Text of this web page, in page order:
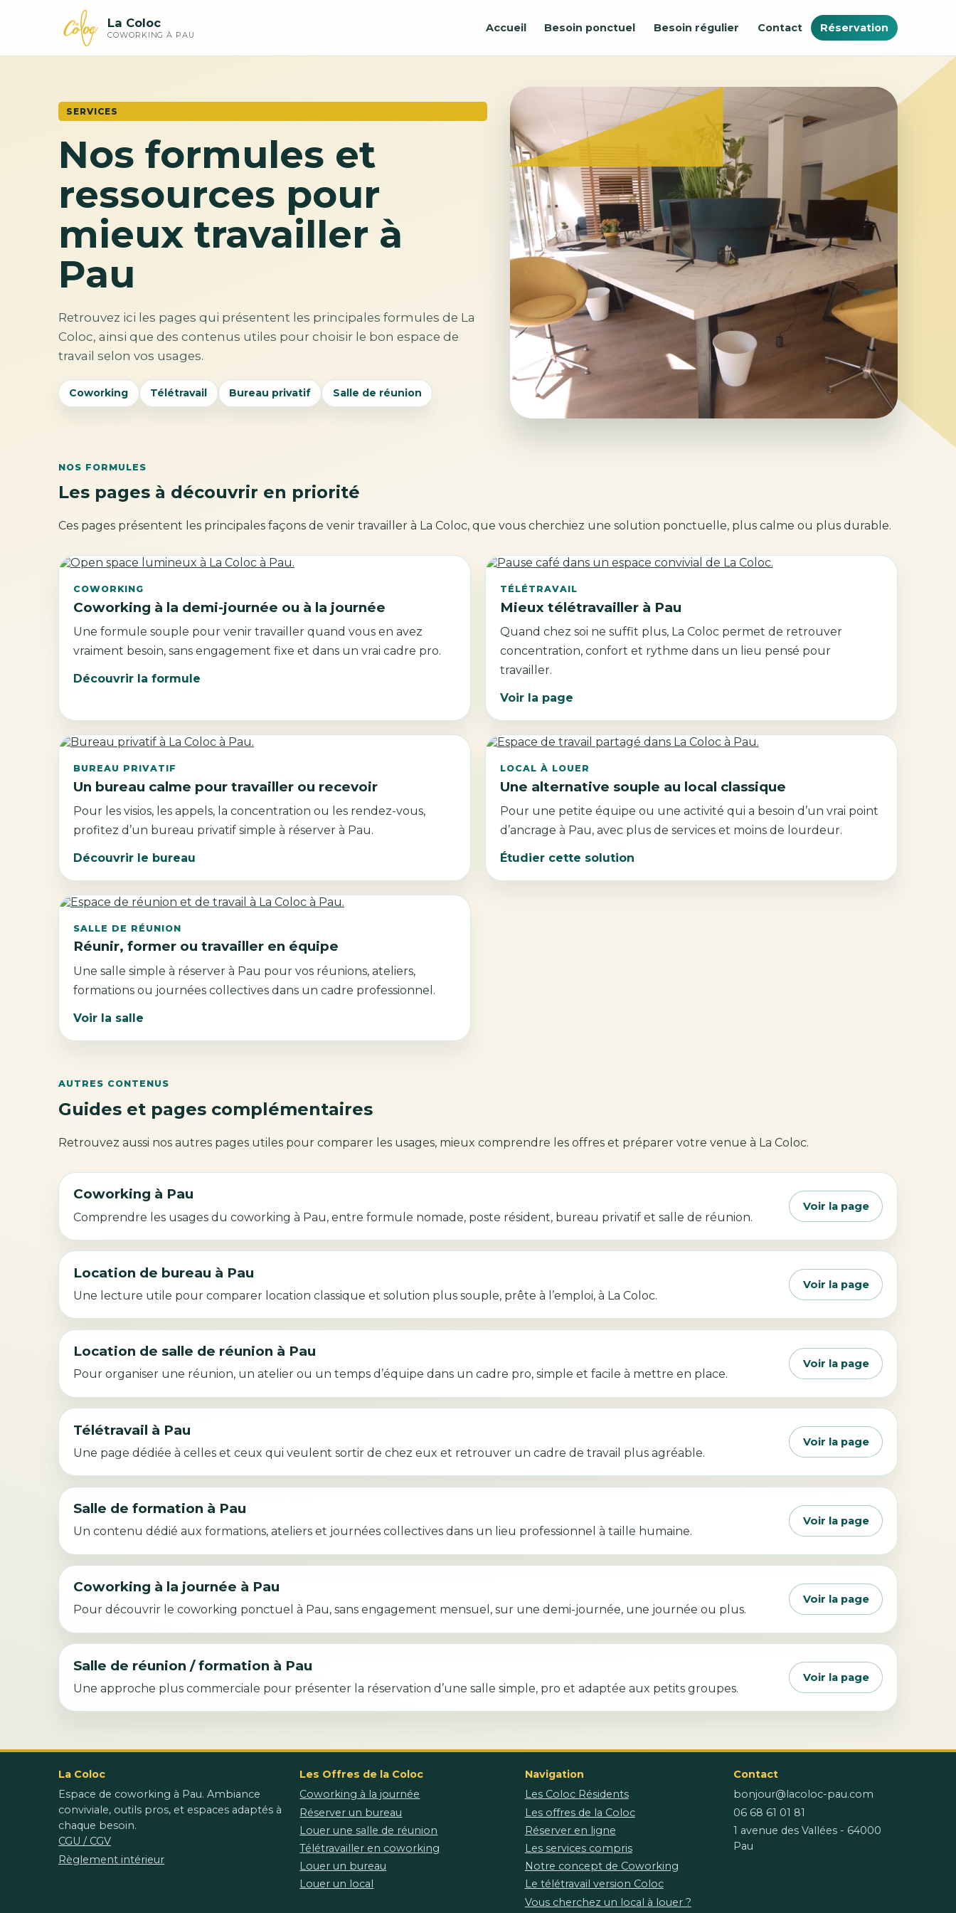
La Coloc
COWORKING À PAU
Accueil Besoin ponctuel Besoin régulier Contact Réservation
SERVICES
Nos formules et
ressources pour
mieux travailler à
Pau
Retrouvez ici les pages qui présentent les principales formules de La
Coloc, ainsi que des contenus utiles pour choisir le bon espace de
travail selon vos usages.
Coworking Télétravail Bureau privatif Salle de réunion
NOS FORMULES
Les pages à découvrir en priorité
Ces pages présentent les principales façons de venir travailler à La Coloc, que vous cherchiez une solution ponctuelle, plus calme ou plus durable.
COWORKING
Coworking à la demi-journée ou à la journée
Une formule souple pour venir travailler quand vous en avez
vraiment besoin, sans engagement fixe et dans un vrai cadre pro.
Découvrir la formule
TÉLÉTRAVAIL
Mieux télétravailler à Pau
Quand chez soi ne suffit plus, La Coloc permet de retrouver
concentration, confort et rythme dans un lieu pensé pour
travailler.
Voir la page
BUREAU PRIVATIF
Un bureau calme pour travailler ou recevoir
Pour les visios, les appels, la concentration ou les rendez-vous,
profitez d’un bureau privatif simple à réserver à Pau.
Découvrir le bureau
LOCAL À LOUER
Une alternative souple au local classique
Pour une petite équipe ou une activité qui a besoin d’un vrai point
d’ancrage à Pau, avec plus de services et moins de lourdeur.
Étudier cette solution
SALLE DE RÉUNION
Réunir, former ou travailler en équipe
Une salle simple à réserver à Pau pour vos réunions, ateliers,
formations ou journées collectives dans un cadre professionnel.
Voir la salle
AUTRES CONTENUS
Guides et pages complémentaires
Retrouvez aussi nos autres pages utiles pour comparer les usages, mieux comprendre les offres et préparer votre venue à La Coloc.
Coworking à Pau
Comprendre les usages du coworking à Pau, entre formule nomade, poste résident, bureau privatif et salle de réunion.
Voir la page
Location de bureau à Pau
Une lecture utile pour comparer location classique et solution plus souple, prête à l’emploi, à La Coloc.
Voir la page
Location de salle de réunion à Pau
Pour organiser une réunion, un atelier ou un temps d’équipe dans un cadre pro, simple et facile à mettre en place.
Voir la page
Télétravail à Pau
Une page dédiée à celles et ceux qui veulent sortir de chez eux et retrouver un cadre de travail plus agréable.
Voir la page
Salle de formation à Pau
Un contenu dédié aux formations, ateliers et journées collectives dans un lieu professionnel à taille humaine.
Voir la page
Coworking à la journée à Pau
Pour découvrir le coworking ponctuel à Pau, sans engagement mensuel, sur une demi-journée, une journée ou plus.
Voir la page
Salle de réunion / formation à Pau
Une approche plus commerciale pour présenter la réservation d’une salle simple, pro et adaptée aux petits groupes.
Voir la page
La Coloc
Espace de coworking à Pau. Ambiance
conviviale, outils pros, et espaces adaptés à
chaque besoin.
CGU / CGV
Règlement intérieur
Les Offres de la Coloc
Coworking à la journée
Réserver un bureau
Louer une salle de réunion
Télétravailler en coworking
Louer un bureau
Louer un local
Navigation
Les Coloc Résidents
Les offres de la Coloc
Réserver en ligne
Les services compris
Notre concept de Coworking
Le télétravail version Coloc
Vous cherchez un local à louer ?
Contact
bonjour@lacoloc-pau.com
06 68 61 01 81
1 avenue des Vallées - 64000
Pau